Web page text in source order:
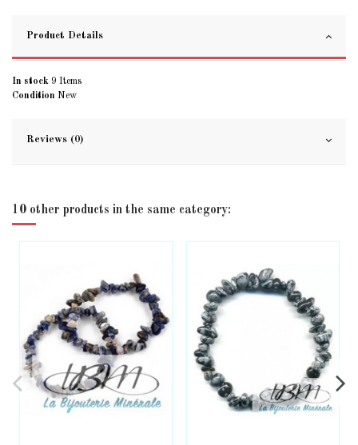
Product Details
In stock 9 Items
Condition New
Reviews (0)
10 other products in the same category: